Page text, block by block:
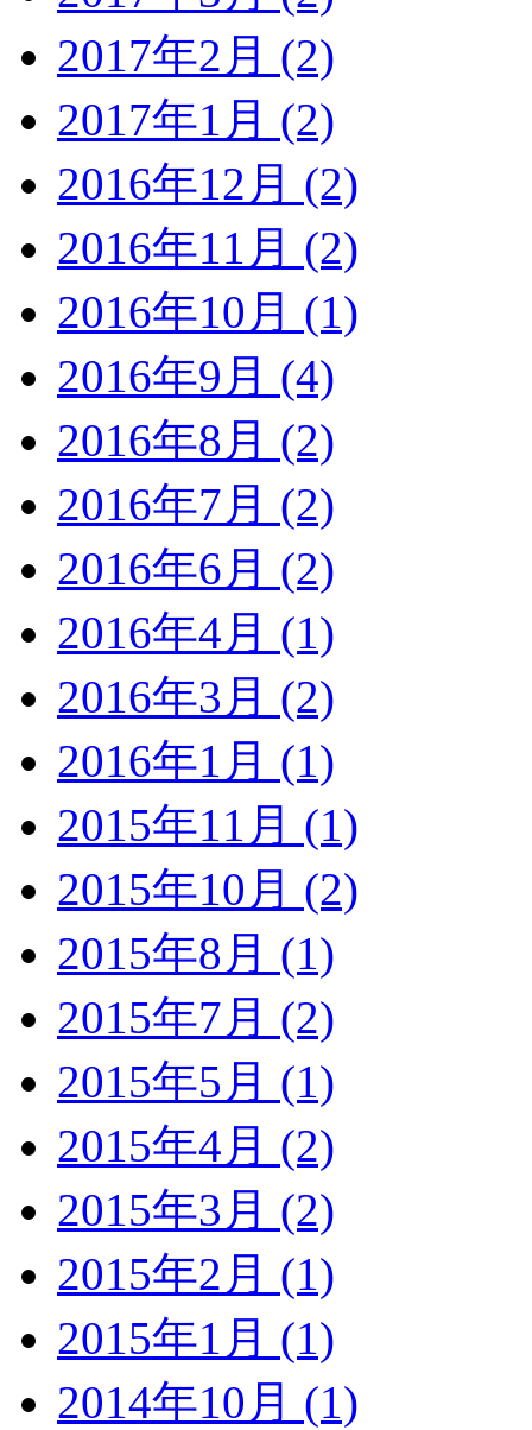
2017年2月 (2)
2017年1月 (2)
2016年12月 (2)
2016年11月 (2)
2016年10月 (1)
2016年9月 (4)
2016年8月 (2)
2016年7月 (2)
2016年6月 (2)
2016年4月 (1)
2016年3月 (2)
2016年1月 (1)
2015年11月 (1)
2015年10月 (2)
2015年8月 (1)
2015年7月 (2)
2015年5月 (1)
2015年4月 (2)
2015年3月 (2)
2015年2月 (1)
2015年1月 (1)
2014年10月 (1)